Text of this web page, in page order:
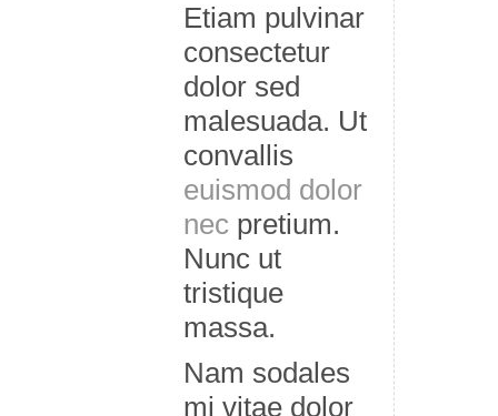
Etiam pulvinar
consectetur
dolor sed
malesuada. Ut
convallis
euismod dolor
nec pretium.
Nunc ut
tristique
massa.
Nam sodales
mi vitae dolor